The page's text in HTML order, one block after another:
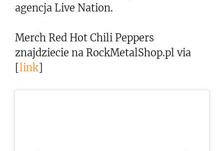
agencja Live Nation.
Merch Red Hot Chili Peppers
znajdziecie na RockMetalShop.pl via
[link]